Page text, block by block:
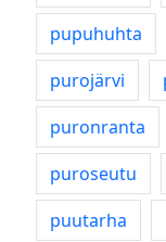
pupuhuhta
purojärvi
puronranta
puroseutu
puutarha